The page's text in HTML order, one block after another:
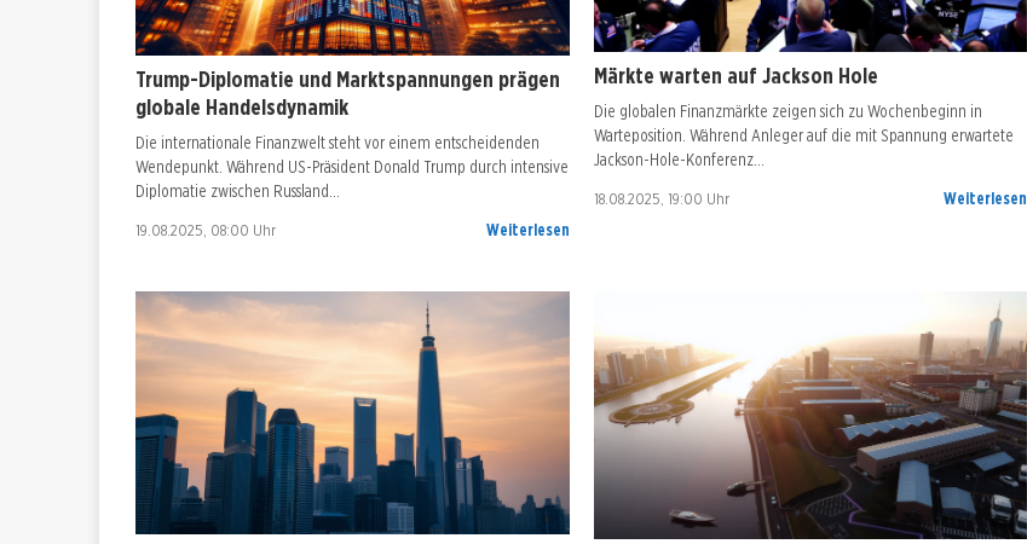
Trump-Diplomatie und Marktspannungen prägen
globale Handelsdynamik
Die internationale Finanzwelt steht vor einem entscheidenden
Wendepunkt. Während US-Präsident Donald Trump durch intensive
Diplomatie zwischen Russland…
19.08.2025, 08:00 Uhr Weiterlesen
Märkte warten auf Jackson Hole
Die globalen Finanzmärkte zeigen sich zu Wochenbeginn in
Warteposition. Während Anleger auf die mit Spannung erwartete
Jackson-Hole-Konferenz…
18.08.2025, 19:00 Uhr Weiterlesen